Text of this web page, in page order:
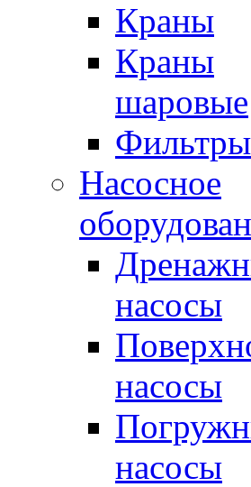
Краны
Краны
шаровые
Фильтры
Насосное
насосы
насосы
насосы